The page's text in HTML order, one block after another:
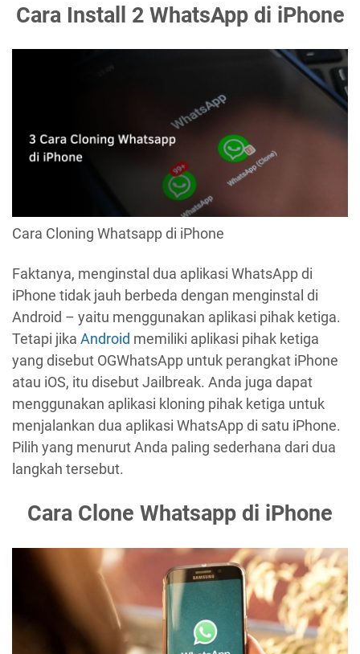
Cara Install 2 WhatsApp di iPhone
Cara Cloning Whatsapp di iPhone
Faktanya, menginstal dua aplikasi WhatsApp di
iPhone tidak jauh berbeda dengan menginstal di
Android – yaitu menggunakan aplikasi pihak ketiga.
Tetapi jika Android memiliki aplikasi pihak ketiga
yang disebut OGWhatsApp untuk perangkat iPhone
atau iOS, itu disebut Jailbreak. Anda juga dapat
menggunakan aplikasi kloning pihak ketiga untuk
menjalankan dua aplikasi WhatsApp di satu iPhone.
Pilih yang menurut Anda paling sederhana dari dua
langkah tersebut.
Cara Clone Whatsapp di iPhone